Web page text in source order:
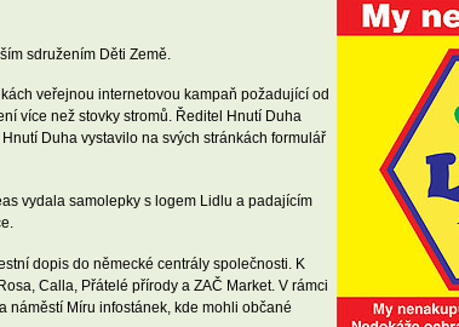
sdružením Děti Země.
veřejnou internetovou kampaň požadující od
více než stovky stromů. Ředitel Hnutí Duha
Duha vystavilo na svých stránkách formulář
vydala samolepky s logem Lidlu a padajícím
dopis do německé centrály společnosti. K
Calla, Přátelé přírody a ZAČ Market. V rámci
náměstí Míru infostánek, kde mohli občané